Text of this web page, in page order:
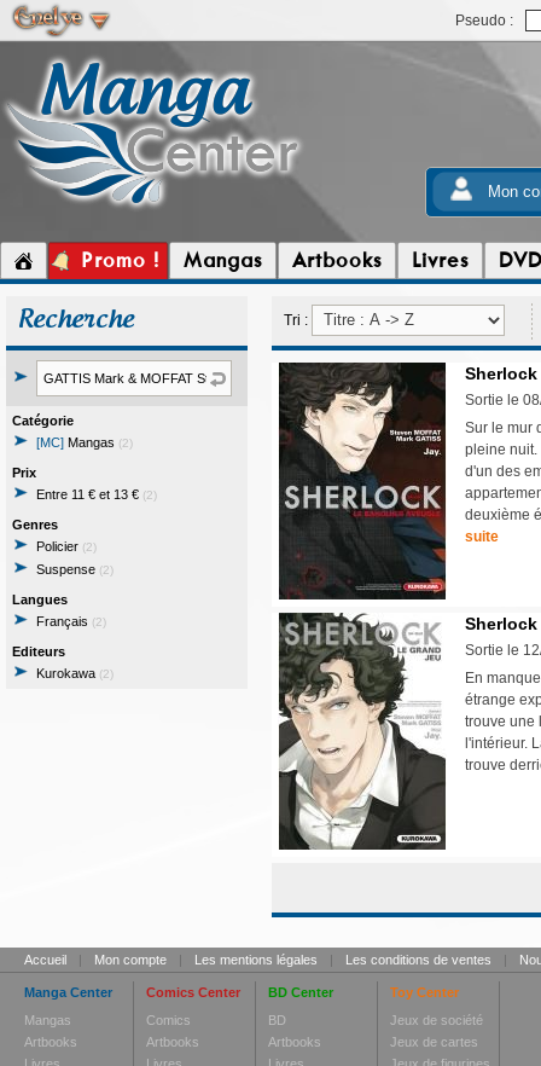
Pseudo :
Mon
Promo ! Mangas Artbooks Livres DVD
Recherche
Catégorie
[MC] Mangas (2)
Prix
Entre 11 € et 13 € (2)
Genres
Policier (2)
Suspense (2)
Langues
Français (2)
Editeurs
Kurokawa (2)
Tri :
Sherlock
Sortie le
Sur le mur
pleine nuit.
d'un des
deuxième
suite
Sherlock
Sortie le
En
étrange
trouve une
l'intérieur.
trouve
Accueil | Mon compte | Les mentions légales | Les conditions de ventes |
Manga Center
Mangas
Artbooks
Comics Center
Comics
Artbooks
BD Center
BD
Artbooks
Toy Center
Jeux de société
Jeux de cartes